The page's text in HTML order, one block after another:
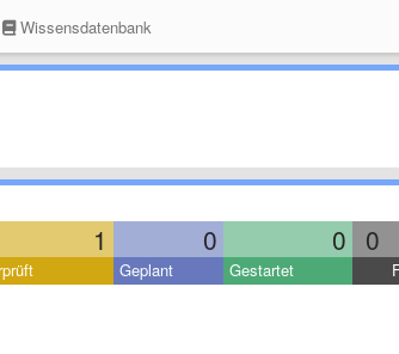
Wissensdatenbank
1 0 0 0
Geplant Gestartet